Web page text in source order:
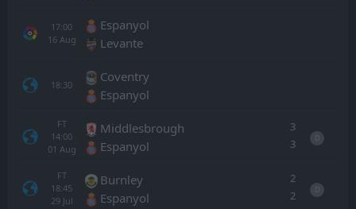
17:00
16 Aug
Espanyol
Levante
18:30
Coventry
Espanyol
FT
14:00
01 Aug
Middlesbrough
Espanyol
3
3
D
FT
18:45
29 Jul
Burnley
Espanyol
2
2
D